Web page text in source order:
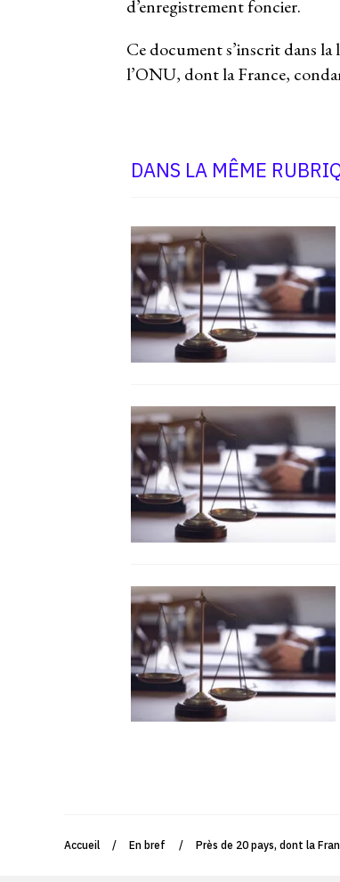
d’enregistrement foncier.
Ce document s’inscrit dans
l’ONU, dont la France,
DANS LA MÊME
Accueil / En bref / Près de 20 pays, dont la